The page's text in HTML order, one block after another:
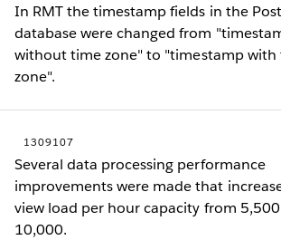
In RMT the timestamp fields in the
database were changed from
without time zone" to "timestamp with
zone".
1309107
Several data processing performance
improvements were made that
view load per hour capacity from
10,000.